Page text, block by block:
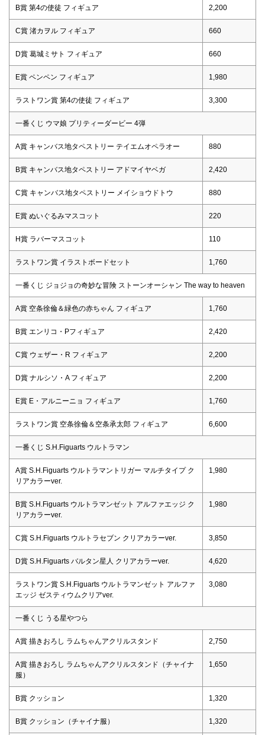
B賞 第4の使徒 フィギュア 2,200
C賞 渚カヲル フィギュア 660
D賞 葛城ミサト フィギュア 660
E賞 ペンペン フィギュア 1,980
ラストワン賞 第4の使徒 フィギュア 3,300
一番くじ ウマ娘 プリティーダービー 4弾
A賞 キャンバス地タペストリー テイエムオペラオー 880
B賞 キャンバス地タペストリー アドマイヤベガ 2,420
C賞 キャンバス地タペストリー メイショウドトウ 880
E賞 ぬいぐるみマスコット 220
H賞 ラバーマスコット 110
ラストワン賞 イラストボードセット 1,760
一番くじ ジョジョの奇妙な冒険 ストーンオーシャン The way to heaven
A賞 空条徐倫＆緑色の赤ちゃん フィギュア 1,760
B賞 エンリコ・Pフィギュア 2,420
C賞 ウェザー・R フィギュア 2,200
D賞 ナルシソ・A フィギュア 2,200
E賞 E・アルニーニョ フィギュア 1,760
ラストワン賞 空条徐倫＆空条承太郎 フィギュア 6,600
一番くじ S.H.Figuarts ウルトラマン
A賞 S.H.Figuarts ウルトラマントリガー マルチタイプ ク
リアカラーver.
1,980
B賞 S.H.Figuarts ウルトラマンゼット アルファエッジ ク
リアカラーver.
1,980
C賞 S.H.Figuarts ウルトラセブン クリアカラーver. 3,850
D賞 S.H.Figuarts バルタン星人 クリアカラーver. 4,620
ラストワン賞 S.H.Figuarts ウルトラマンゼット アルファ
エッジ ゼスティウムクリアver.
3,080
一番くじ うる星やつら
A賞 描きおろし ラムちゃんアクリルスタンド 2,750
A賞 描きおろし ラムちゃんアクリルスタンド（チャイナ
服）
1,650
B賞 クッション 1,320
B賞 クッション（チャイナ服） 1,320